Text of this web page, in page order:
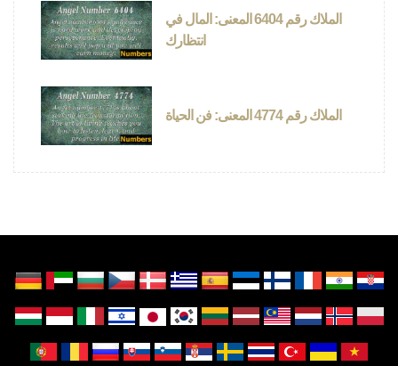
الملاك رقم 6404 المعنى: المال في
انتظارك
الملاك رقم 4774 المعنى: فن الحياة